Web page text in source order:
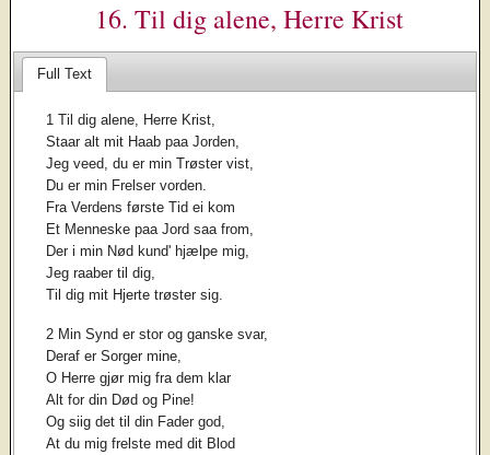
16. Til dig alene, Herre Krist
Full Text
1 Til dig alene, Herre Krist,
Staar alt mit Haab paa Jorden,
Jeg veed, du er min Trøster vist,
Du er min Frelser vorden.
Fra Verdens første Tid ei kom
Et Menneske paa Jord saa from,
Der i min Nød kund' hjælpe mig,
Jeg raaber til dig,
Til dig mit Hjerte trøster sig.
2 Min Synd er stor og ganske svar,
Deraf er Sorger mine,
O Herre gjør mig fra dem klar
Alt for din Død og Pine!
Og siig det til din Fader god,
At du mig frelste med dit Blod